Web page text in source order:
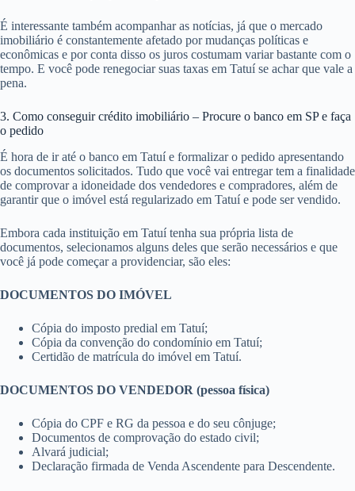
É interessante também acompanhar as notícias, já que o mercado
imobiliário é constantemente afetado por mudanças políticas e
econômicas e por conta disso os juros costumam variar bastante com o
tempo. E você pode renegociar suas taxas em Tatuí se achar que vale a
pena.
3. Como conseguir crédito imobiliário – Procure o banco em SP e faça
o pedido
É hora de ir até o banco em Tatuí e formalizar o pedido apresentando
os documentos solicitados. Tudo que você vai entregar tem a finalidade
de comprovar a idoneidade dos vendedores e compradores, além de
garantir que o imóvel está regularizado em Tatuí e pode ser vendido.
Embora cada instituição em Tatuí tenha sua própria lista de
documentos, selecionamos alguns deles que serão necessários e que
você já pode começar a providenciar, são eles:
DOCUMENTOS DO IMÓVEL
Cópia do imposto predial em Tatuí;
Cópia da convenção do condomínio em Tatuí;
Certidão de matrícula do imóvel em Tatuí.
DOCUMENTOS DO VENDEDOR (pessoa física)
Cópia do CPF e RG da pessoa e do seu cônjuge;
Documentos de comprovação do estado civil;
Alvará judicial;
Declaração firmada de Venda Ascendente para Descendente.